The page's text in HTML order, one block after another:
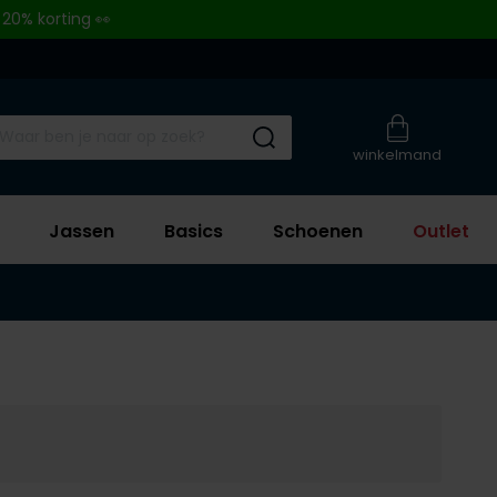
korting 👀
winkelmand
Submit search
Jassen Basics Schoenen Outlet